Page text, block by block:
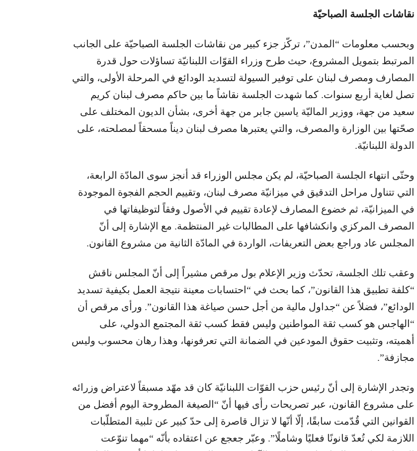
نقاشات الجلسة الصباحيّة
وبحسب معلومات “المدن”، تركّز جزء كبير من نقاشات الجلسة الصباحيّة على الجانب
المرتبط بتمويل المشروع، حيث طرح وزراء القوّات اللبنانيّة تساؤلات حول قدرة
المصارف ومصرف لبنان على توفير السيولة لتسديد الودائع في المرحلة الأولى، والتي
تصل لغاية أربع سنوات. كما شهدت الجلسة نقاشاً ما بين حاكم مصرف لبنان كريم
سعيد من جهة، ووزير الماليّة ياسين جابر من جهة أخرى، بشأن الديون المختلف على
صحّتها بين الوزارة والمصرف، والتي يعتبرها مصرف لبنان ديناً مسحقاً لمصلحته، على
الدولة اللبنانيّة.
وحتّى انتهاء الجلسة الصباحيّة، لم يكن مجلس الوزراء قد أنجز سوى المادّة الرابعة،
التي تتناول مراحل التدقيق في ميزانيّة مصرف لبنان، وتقييم الحجم الفجوة الموجودة
في الميزانيّة، ثم خضوع المصارف لإعادة تقييم في الأصول وفقاً لتوظيفاتها في
المصرف المركزي وانكشافها على المطالبات غير المنتظمة. مع الإشارة إلى أنّ
المجلس عاد وراجع بعض التعريفات، الواردة في المادّة الثانية من مشروع القانون.
وعقب تلك الجلسة، تحدّث وزير الإعلام بول مرقص مشيراً إلى أنّ المجلس ناقش
“كلفة تطبيق هذا القانون”، كما بحث في “احتسابات معينة نتيجة العمل بكيفية تسديد
الودائع”، فضلاً عن “جداول مالية من أجل حسن صياغة هذا القانون”. ورأى مرقص أن
“الهاجس هو كسب ثقة المواطنين وليس فقط كسب ثقة المجتمع الدولي، على
أهميته، وتثبيت حقوق المودعين في الضمانة التي تعرفونها، وهذا رهان محسوب وليس
مجازفة”.
وتجدر الإشارة إلى أنّ رئيس حزب القوّات اللبنانيّة كان قد مهّد مسبقاً لاعتراض وزرائه
على مشروع القانون، عبر تصريحات رأى فيها أنّ “الصيغة المطروحة اليوم أفضل من
القوانين التي قُدّمت سابقًا، إلّا أنّها لا تزال قاصرة إلى حدّ كبير عن تلبية المتطلّبات
اللازمة لكي تُعدّ قانونًا فعليًا وشاملًا”. وعبّر جعجع عن اعتقاده بأنّه “مهما تنوّعت